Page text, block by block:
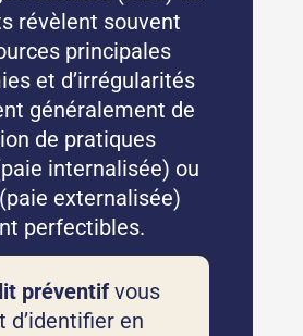
révèlent souvent
principales
et d’irrégularités
généralement de
de pratiques
internalisée) ou
externalisée)
perfectibles.
préventifvous
d’identifier en